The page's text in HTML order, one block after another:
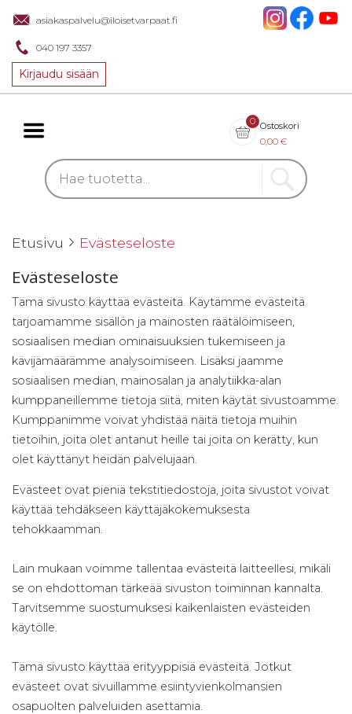
asiakaspalvelu@iloisetvarpaat.fi
040 197 3357
Kirjaudu sisään
0 Ostoskori
0,00 €
Etusivu Evästeseloste
Evästeseloste
Tämä sivusto käyttää evästeitä. Käytämme evästeitä
tarjoamamme sisällön ja mainosten räätälöimiseen,
sosiaalisen median ominaisuuksien tukemiseen ja
kävijämäärämme analysoimiseen. Lisäksi jaamme
sosiaalisen median, mainosalan ja analytiikka-alan
kumppaneillemme tietoja siitä, miten käytät sivustoamme.
Kumppanimme voivat yhdistää näitä tietoja muihin
tietoihin, joita olet antanut heille tai joita on kerätty, kun
olet käyttänyt heidän palvelujaan.
Evästeet ovat pieniä tekstitiedostoja, joita sivustot voivat
käyttää tehdäkseen käyttäjäkokemuksesta
tehokkaamman.
Lain mukaan voimme tallentaa evästeitä laitteellesi, mikäli
se on ehdottoman tärkeää sivuston toiminnan kannalta.
Tarvitsemme suostumuksesi kaikenlaisten evästeiden
käytölle.
Tämä sivusto käyttää erityyppisiä evästeitä. Jotkut
evästeet ovat sivuillamme esiintyvienkolmansien
osapuolten palveluiden asettamia.